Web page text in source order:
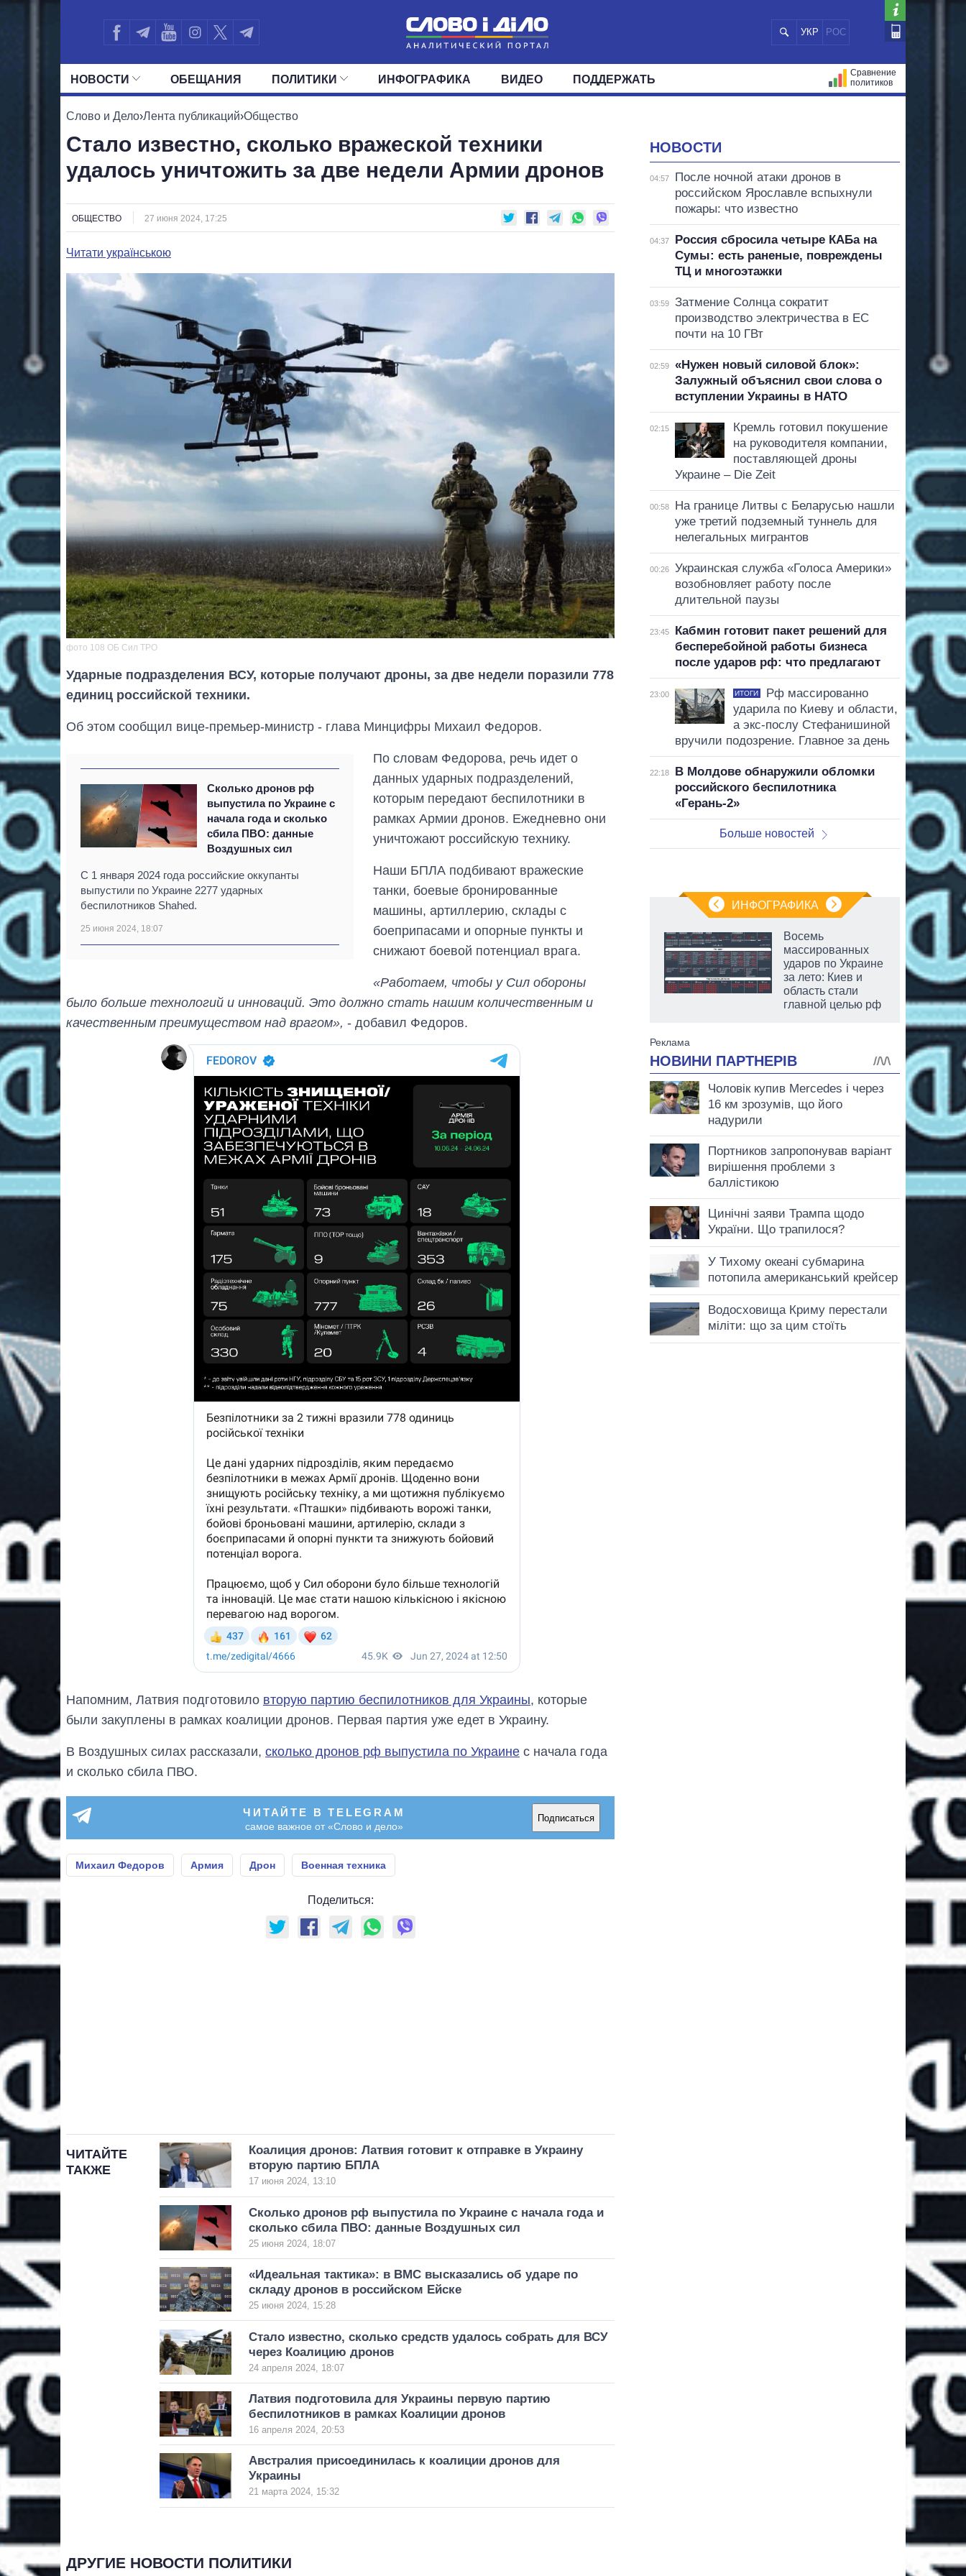
УКР РОС
НОВОСТИ
ПОЛИТИКА ЭКОНОМИКА ОБЩЕСТВО
ОБЕЩАНИЯ ПОЛИТИКИ
ВСЕ ПОЛИТИКИ ПРЕЗИДЕНТ И ОФИС
ДЕПУТАТЫ КОМИТЕТЫ ФРАКЦИИ
ИНФОГРАФИКА ВИДЕО ПОДДЕРЖАТЬ
Сравнение
политиков
Слово и Дело›Лента публикаций›Общество
Стало известно, сколько вражеской техники
удалось уничтожить за две недели Армии дронов
ОБЩЕСТВО 27 июня 2024, 17:25
Читати українською
фото 108 ОБ Сил ТРО
Ударные подразделения ВСУ, которые получают дроны, за две недели поразили 778
единиц российской техники.
Об этом сообщил вице-премьер-министр - глава Минцифры Михаил Федоров.
Сколько дронов рф
выпустила по Украине с
начала года и сколько
сбила ПВО: данные
Воздушных сил
С 1 января 2024 года российские оккупанты
выпустили по Украине 2277 ударных
беспилотников Shahed.
25 июня 2024, 18:07
По словам Федорова, речь идет о
данных ударных подразделений,
которым передают беспилотники в
рамках Армии дронов. Ежедневно они
уничтожают российскую технику.
Наши БПЛА подбивают вражеские
танки, боевые бронированные
машины, артиллерию, склады с
боеприпасами и опорные пункты и
снижают боевой потенциал врага.
«Работаем, чтобы у Сил обороны
было больше технологий и инноваций. Это должно стать нашим количественным и
качественным преимуществом над врагом», - добавил Федоров.
Напомним, Латвия подготовило вторую партию беспилотников для Украины, которые
были закуплены в рамках коалиции дронов. Первая партия уже едет в Украину.
В Воздушных силах рассказали, сколько дронов рф выпустила по Украине с начала года
и сколько сбила ПВО.
ЧИТАЙТЕ В TELEGRAM
самое важное от «Слово и дело»
Подписаться
Михаил Федоров Армия Дрон Военная техника
Поделиться:
ЧИТАЙТЕ
ТАКЖЕ
Коалиция дронов: Латвия готовит к отправке в Украину
вторую партию БПЛА
17 июня 2024, 13:10
Сколько дронов рф выпустила по Украине с начала года и
сколько сбила ПВО: данные Воздушных сил
25 июня 2024, 18:07
«Идеальная тактика»: в ВМС высказались об ударе по
складу дронов в российском Ейске
25 июня 2024, 15:28
Стало известно, сколько средств удалось собрать для ВСУ
через Коалицию дронов
24 апреля 2024, 18:07
Латвия подготовила для Украины первую партию
беспилотников в рамках Коалиции дронов
16 апреля 2024, 20:53
Австралия присоединилась к коалиции дронов для
Украины
21 марта 2024, 15:32
ДРУГИЕ НОВОСТИ ПОЛИТИКИ
НОВОСТИ
04:57
После ночной атаки дронов в
российском Ярославле вспыхнули
пожары: что известно
04:37
Россия сбросила четыре КАБа на
Сумы: есть раненые, повреждены
ТЦ и многоэтажки
03:59
Затмение Солнца сократит
производство электричества в ЕС
почти на 10 ГВт
02:59
«Нужен новый силовой блок»:
Залужный объяснил свои слова о
вступлении Украины в НАТО
02:15
Кремль готовил покушение
на руководителя компании,
поставляющей дроны
Украине – Die Zeit
00:58
На границе Литвы с Беларусью нашли
уже третий подземный туннель для
нелегальных мигрантов
00:26
Украинская служба «Голоса Америки»
возобновляет работу после
длительной паузы
23:45
Кабмин готовит пакет решений для
бесперебойной работы бизнеса
после ударов рф: что предлагают
23:00 ИТОГИ
Рф массированно
ударила по Киеву и области,
а экс-послу Стефанишиной
вручили подозрение. Главное за день
22:18
В Молдове обнаружили обломки
российского беспилотника
«Герань-2»
Больше новостей
ИНФОГРАФИКА
Экономика ИИ-
гигантов: сколько
зарабатывают
OpenAI и Anthropic
Восемь
массированных
ударов по Украине
за лето: Киев и
область стали
главной целью рф